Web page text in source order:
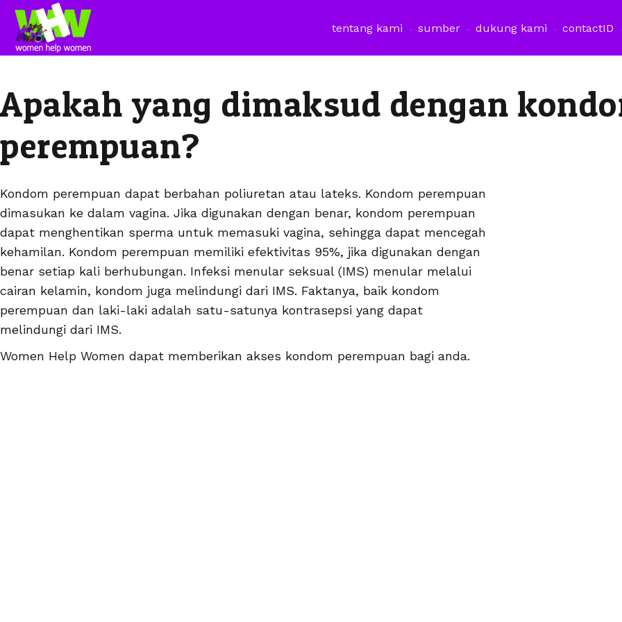
tentang kami sumber dukung kami contactID
Apakah yang dimaksud dengan
perempuan?
Kondom perempuan dapat berbahan poliuretan atau lateks. Kondom perempuan
dimasukan ke dalam vagina. Jika digunakan dengan benar, kondom perempuan
dapat menghentikan sperma untuk memasuki vagina, sehingga dapat mencegah
kehamilan. Kondom perempuan memiliki efektivitas 95%, jika digunakan dengan
benar setiap kali berhubungan. Infeksi menular seksual (IMS) menular melalui
cairan kelamin, kondom juga melindungi dari IMS. Faktanya, baik kondom
perempuan dan laki-laki adalah satu-satunya kontrasepsi yang dapat
melindungi dari IMS.
Women Help Women dapat memberikan akses kondom perempuan bagi anda.